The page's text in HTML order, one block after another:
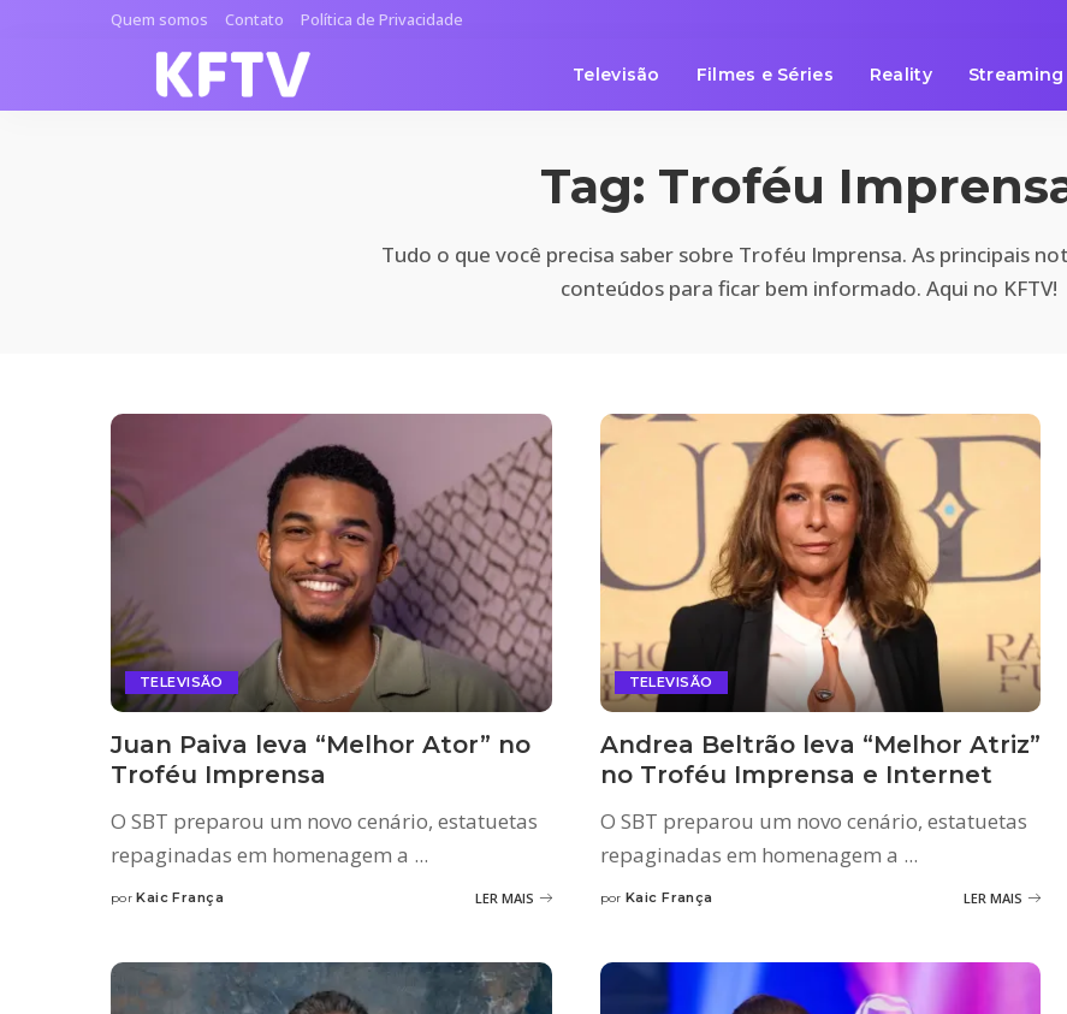
Quem somos Contato Política de Privacidade
Televisão Filmes e Séries Reality Streaming
Tag: Troféu
Tudo o que você precisa saber sobre Troféu Imprensa. As principais
conteúdos para ficar bem informado. Aqui no KFTV!
TELEVISÃO
Juan Paiva leva “Melhor Ator” no
Troféu Imprensa
O SBT preparou um novo cenário, estatuetas
repaginadas em homenagem a ...
Posted
por Kaic França LER MAIS
TELEVISÃO
Andrea Beltrão leva “Melhor Atriz”
no Troféu Imprensa e Internet
O SBT preparou um novo cenário, estatuetas
repaginadas em homenagem a ...
Posted
por Kaic França LER MAIS